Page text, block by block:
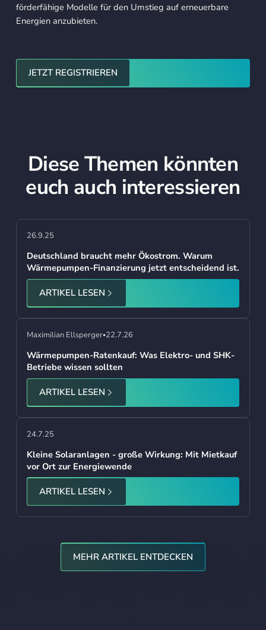
förderfähige Modelle für den Umstieg auf erneuerbare
Energien anzubieten.
JETZT REGISTRIEREN
Diese Themen könnten
euch auch interessieren
26.9.25
Deutschland braucht mehr Ökostrom. Warum
Wärmepumpen-Finanzierung jetzt entscheidend ist.
ARTIKEL LESEN
Maximilian Ellsperger•22.7.26
Wärmepumpen-Ratenkauf: Was Elektro- und SHK-
Betriebe wissen sollten
ARTIKEL LESEN
24.7.25
Kleine Solaranlagen - große Wirkung: Mit Mietkauf
vor Ort zur Energiewende
ARTIKEL LESEN
MEHR ARTIKEL ENTDECKEN